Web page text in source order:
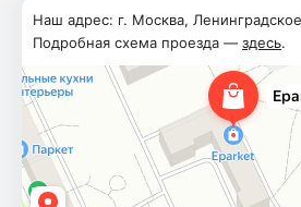
Наш адрес: г. Москва,
Подробная схема проезда — здесь.